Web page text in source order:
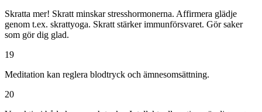
Skratta mer! Skratt minskar stresshormonerna. Affirmera glädje
genom t.ex. skrattyoga. Skratt stärker immunförsvaret. Gör saker
som gör dig glad.
19
Meditation kan reglera blodtryck och ämnesomsättning.
20